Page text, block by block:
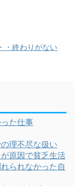
・終わりがない
た仕事
理不尽な扱い
原因で貧乏生活
られなかった自